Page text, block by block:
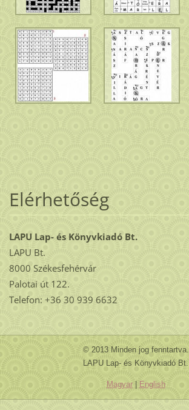
Elérhetőség
LAPU Lap- és Könyvkiadó Bt.
LAPU Bt.
8000 Székesfehérvár
Palotai út 122.
Telefon: +36 30 939 6632
© 2013 Minden jog fenntartva.
LAPU Lap- és Könyvkiadó Bt.
Magyar| English